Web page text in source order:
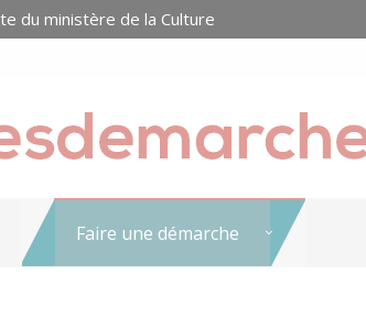
du ministère de la Culture
Faire une démarche